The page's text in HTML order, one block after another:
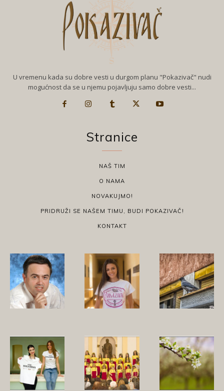
U vremenu kada su dobre vesti u durgom planu "Pokazivač" nudi
mogućnost da se u njemu pojavljuju samo dobre vesti...
Stranice
NAŠ TIM
O NAMA
NOVAKUJMO!
PRIDRUŽI SE NAŠEM TIMU, BUDI POKAZIVAČ!
KONTAKT